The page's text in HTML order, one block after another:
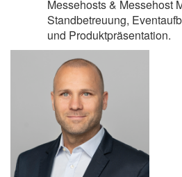
Messehosts & Messehost
Standbetreuung,
und Produktpräsentation.